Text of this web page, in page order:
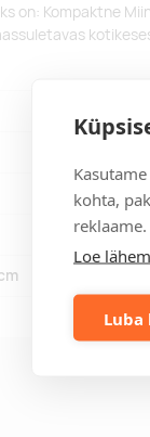
kohta,
reklaame.
Loe
Luba
on: Kompaktne